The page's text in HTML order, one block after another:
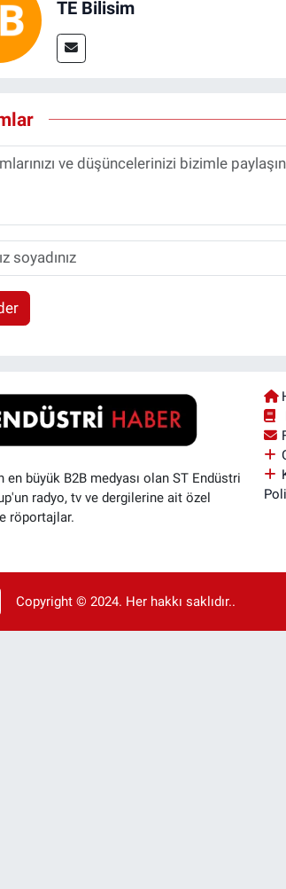
TE Bilisim
en büyük B2B medyası olan ST Endüstri
radyo, tv ve dergilerine ait özel
röportajlar.
Copyright © 2024. Her hakkı saklıdır..